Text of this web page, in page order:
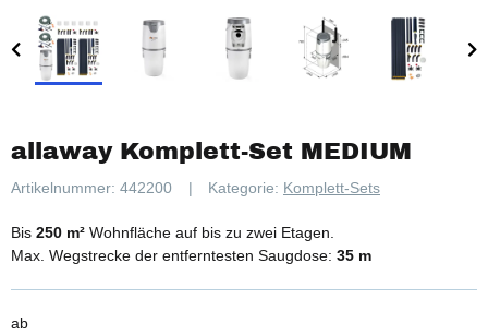
allaway Komplett-Set MEDIUM
Artikelnummer: 442200 Kategorie: Komplett-Sets
Bis 250 m² Wohnfläche auf bis zu zwei Etagen.
Max. Wegstrecke der entferntesten Saugdose: 35 m
ab